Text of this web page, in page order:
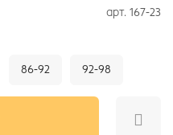
арт. 167-23
86-92 92-98